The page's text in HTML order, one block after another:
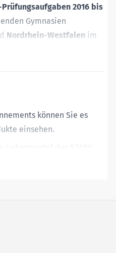
können Sie es
einsehen.
Lehrerportal des STARK
2016 bis
Gymnasien
Nordrhein-Westfalen im
2016 –
2022
zur Verfügung gestellt!